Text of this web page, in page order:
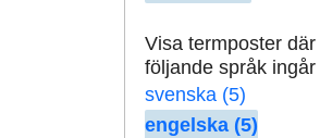
Visa termposter där
följande språk ingår
svenska (5)
engelska (5)